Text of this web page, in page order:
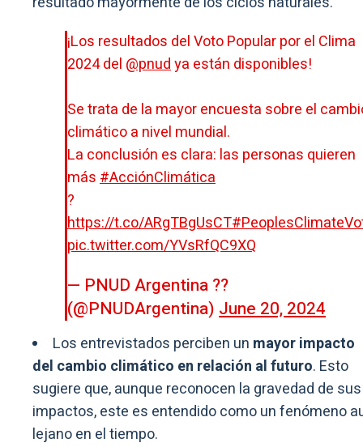
¡Los resultados del Voto Popular por el Clima
2024 del @pnudya están disponibles!
Se trata de la mayor encuesta sobre el
climático a nivel mundial.
La conclusión es clara: las personas quieren
más#AcciónClimática
?
https://t.co/ARgTBgUsCT
pic.twitter.com/YVsRfQC9XQ
— PNUD Argentina ??
(@PNUDArgentina)June 20, 2024
Los entrevistados perciben un mayor impacto
del cambio climático en relación al futuro. Esto
sugiere que, aunque reconocen la gravedad de sus
impactos, este es entendido como un fenómeno
lejano en el tiempo.